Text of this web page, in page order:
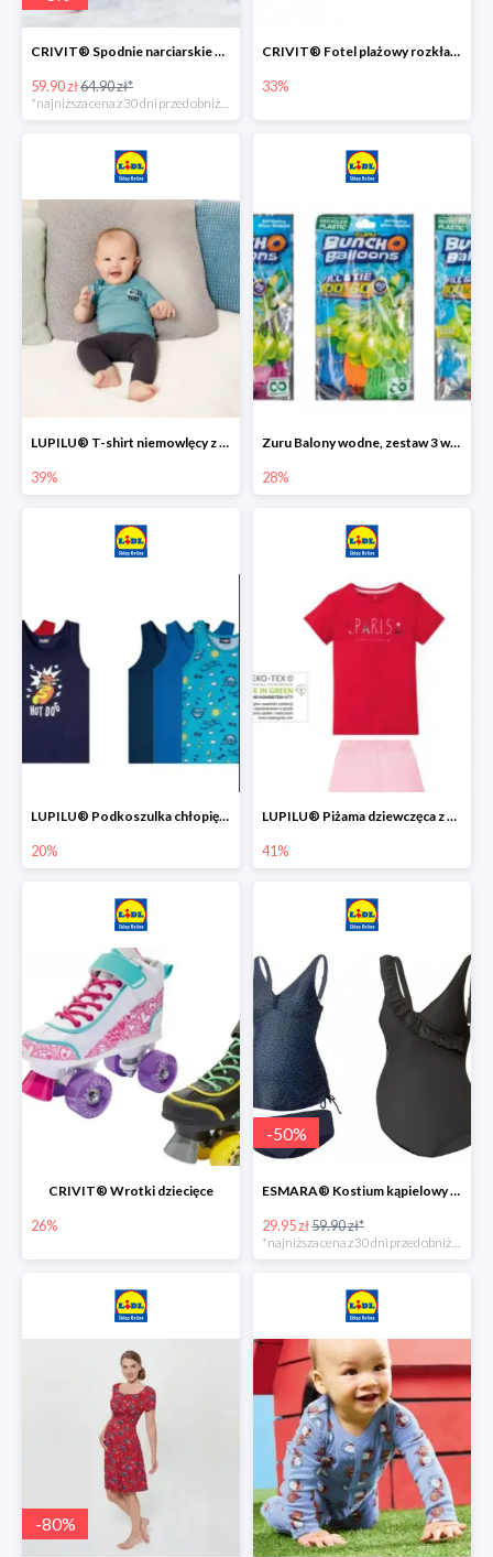
CRIVIT® Spodnie narciarskie dziewczęce
59.90 zł64.90 zł*
*najniższa cena z 30 dni przed obniżką
CRIVIT® Fotel plażowy rozkładany / Brodzik dziecięcy
33%
LUPILU® T-shirt niemowlęcy z biobawełny -39%
39%
Zuru Balony wodne, zestaw 3 wiązek -28%
28%
LUPILU® Podkoszulka chłopięca z bawełny -20%
20%
LUPILU® Piżama dziewczęca z bawełny -41%
41%
CRIVIT® Wrotki dziecięce
26%
-50%
ESMARA® Kostium kąpielowy ciążowy lub tankini ciążowe -50%
29.95 zł59.90 zł*
-80%